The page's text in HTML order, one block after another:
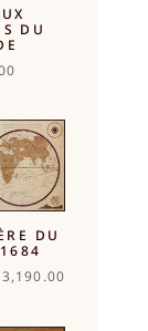
DU
DU
3,190.00